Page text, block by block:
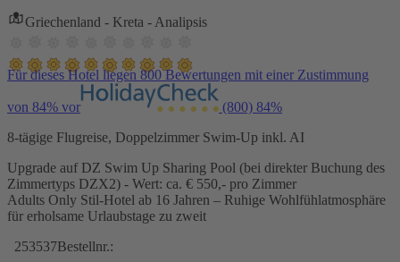
Griechenland - Kreta - Analipsis
Für dieses Hotel liegen 800 Bewertungen mit einer Zustimmung
von 84% vor (800) 84%
8-tägige Flugreise, Doppelzimmer Swim-Up inkl. AI
Upgrade auf DZ Swim Up Sharing Pool (bei direkter Buchung des
Zimmertyps DZX2) - Wert: ca. € 550,- pro Zimmer
Adults Only Stil-Hotel ab 16 Jahren – Ruhige Wohlfühlatmosphäre
für erholsame Urlaubstage zu zweit
253537Bestellnr.: